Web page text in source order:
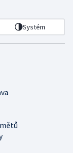
Systém